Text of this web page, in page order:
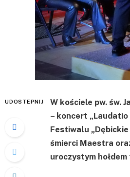
UDOSTEPNIJ
W kościele pw. św.
– koncert
Festiwalu
śmierci Maestra
uroczystym